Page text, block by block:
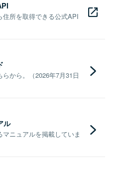
所を取得できる公式API
から。（2026年7月31日
ル
ニュアルを掲載していま